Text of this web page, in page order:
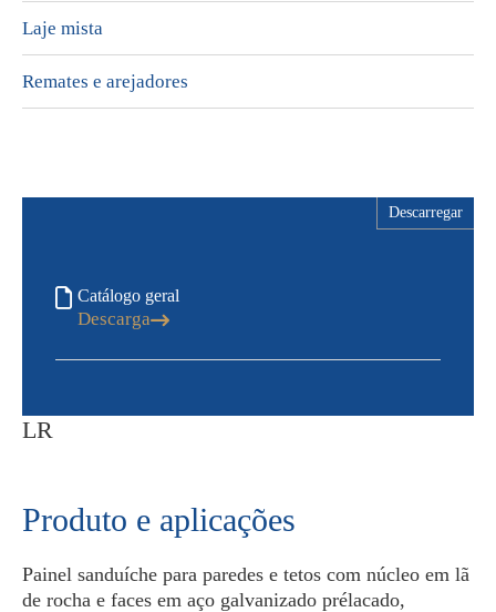
LR
Produto e aplicações
Painel sanduíche para paredes e tetos com núcleo em lã
de rocha e faces em aço galvanizado prélacado,
Laje mista
Remates e arejadores
Descarregar
Catálogo geral
Descarga